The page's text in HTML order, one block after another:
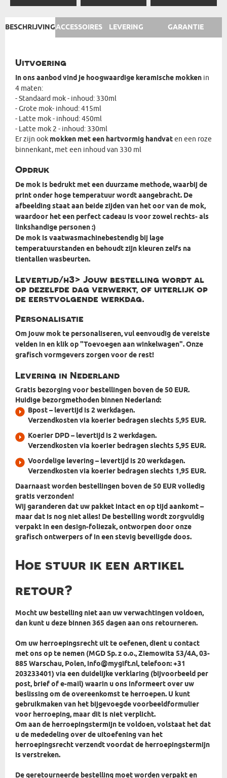
BESCHRIJVINGACCESSOIRES LEVERING GARANTIE
Uitvoering
In ons aanbod vind je hoogwaardige keramische mokken in
4 maten:
- Standaard mok - inhoud: 330ml
- Grote mok- inhoud: 415ml
- Latte mok - inhoud: 450ml
- Latte mok 2 - inhoud: 330ml
Er zijn ook mokken met een hartvormig handvaten een roze
binnenkant, met een inhoud van 330 ml
Opdruk
De mok is bedrukt met een duurzame methode, waarbij de
print onder hoge temperatuur wordt aangebracht. De
afbeelding staat aan beide zijden van het oor van de mok,
waardoor het een perfect cadeau is voor zowel rechts- als
linkshandige personen :)
De mok is vaatwasmachinebestendig bij lage
temperatuurstanden en behoudt zijn kleuren zelfs na
tientallen wasbeurten.
Levertijd/h3> Jouw bestelling wordt al
op dezelfde dag verwerkt, of uiterlijk op
de eerstvolgende werkdag.
Personalisatie
Om jouw mok te personaliseren, vul eenvoudig de vereiste
velden in en klik op "Toevoegen aan winkelwagen". Onze
grafisch vormgevers zorgen voor de rest!
Levering in Nederland
Gratis bezorging voor bestellingen boven de 50 EUR.
Huidige bezorgmethoden binnen Nederland:
Bpost– levertijd is 2 werkdagen.
Verzendkosten via koerier bedragen slechts 5,95 EUR.
Koerier DPD– levertijd is 2 werkdagen.
Verzendkosten via koerier bedragen slechts 5,95 EUR.
Voordelige levering– levertijd is 20 werkdagen.
Verzendkosten via koerier bedragen slechts 1,95 EUR.
Daarnaast worden bestellingen boven de 50 EUR volledig
gratis verzonden!
Wij garanderen dat uw pakket intact en op tijd aankomt –
maar dat is nog niet alles! De bestelling wordt zorgvuldig
verpakt ineen design-foliezak, ontworpen door onze
grafisch ontwerpersof in een stevig beveiligde doos.
Hoe stuur ik een artikel
retour?
Mocht uw bestelling niet aan uw verwachtingen voldoen,
dan kunt u deze binnen 365 dagen aan ons retourneren.
Om uw herroepingsrecht uit te oefenen, dient u contact
met ons op te nemen (MGD Sp. z o.o., Ziemowita 53/4A, 03-
885 Warschau, Polen, info@mygift.nl, telefoon: +31
203233401) via een duidelijke verklaring (bijvoorbeeld per
post, brief of e-mail) waarin u ons informeert over uw
beslissing om de overeenkomst te herroepen. U kunt
gebruikmaken van het bijgevoegde voorbeeldformulier
voor herroeping, maar dit is niet verplicht.
Om aan de herroepingstermijn te voldoen, volstaat het dat
u de mededeling over de uitoefening van het
herroepingsrecht verzendt voordat de herroepingstermijn
is verstreken.
De geretourneerde bestelling moet worden verpakt en